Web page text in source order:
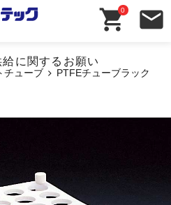
給に関するお願い
0
チューブ PTFEチューブラック